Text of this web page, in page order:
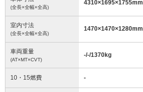
(全長×全幅×全高)
4310×1695×1755mm
室内寸法
(全長×全幅×全高)
1470×1470×1280mm
車両重量
(AT×MT×CVT)
-/-/1370kg
10・15燃費 -